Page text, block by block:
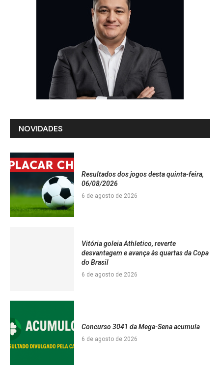
NOVIDADES
Resultados dos jogos desta quinta-feira,
06/08/2026
6 de agosto de 2026
Vitória goleia Athletico, reverte
desvantagem e avança às quartas da Copa
do Brasil
6 de agosto de 2026
Concurso 3041 da Mega-Sena acumula
6 de agosto de 2026